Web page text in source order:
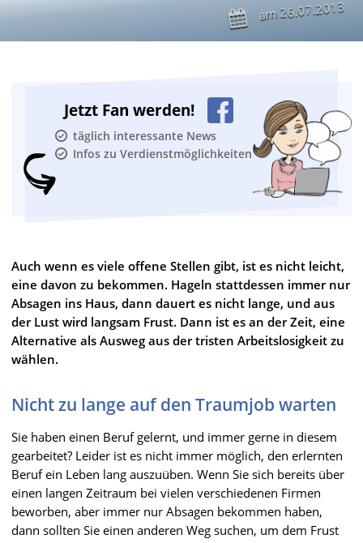
am26.07.2013
Jetzt Fan werden!
täglich interessante News
Infos zu Verdienstmöglichkeiten
Auch wenn es viele offene Stellen gibt, ist es nicht leicht,
eine davon zu bekommen. Hageln stattdessen immer nur
Absagen ins Haus, dann dauert es nicht lange, und aus
der Lust wird langsam Frust. Dann ist es an der Zeit, eine
Alternative als Ausweg aus der tristen Arbeitslosigkeit zu
wählen.
Nicht zu lange auf den Traumjob warten
Sie haben einen Beruf gelernt, und immer gerne in diesem
gearbeitet? Leider ist es nicht immer möglich, den erlernten
Beruf ein Leben lang auszuüben. Wenn Sie sich bereits über
einen langen Zeitraum bei vielen verschiedenen Firmen
beworben, aber immer nur Absagen bekommen haben,
dann sollten Sie einen anderen Weg suchen, um dem Frust